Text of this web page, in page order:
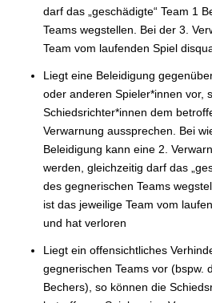
darf das „geschädigte“ Team 1
Teams wegstellen. Bei der 3.
Team vom laufenden Spiel
Liegt eine Beleidigung
oder anderen Spieler*innen vor,
Schiedsrichter*innen dem
Verwarnung aussprechen. Bei
Beleidigung kann eine 2.
werden, gleichzeitig darf das
des gegnerischen Teams
ist das jeweilige Team vom
und hat verloren
Liegt ein offensichtliches
gegnerischen Teams vor (bspw.
Bechers), so können die